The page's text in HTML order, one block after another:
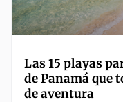
Las 15 playas
de Panamá que
de aventura